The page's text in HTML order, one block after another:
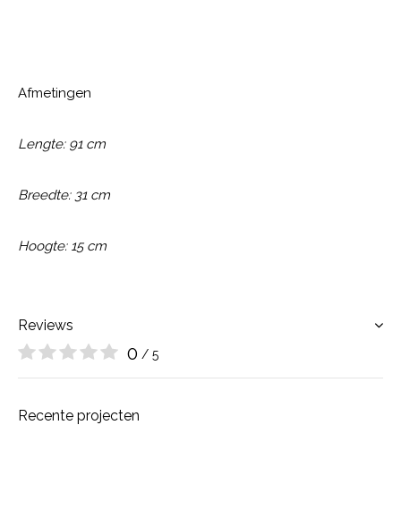
Afmetingen
Lengte: 91 cm
Breedte: 31 cm
Hoogte: 15 cm
Reviews
0 / 5
Recente projecten